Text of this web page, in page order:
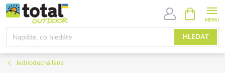
Přejít
na
obsah
HLEDAT
NÁKUPNÍ
KOŠÍK
Jednoduchá lana